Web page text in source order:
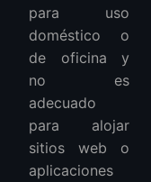
para uso
doméstico o
de oficina y
no es
adecuado
para alojar
sitios web o
aplicaciones